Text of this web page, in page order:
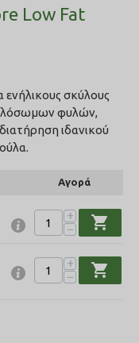
Low Fat
σκύλους
φυλών,
ιδανικού
Αγορά
+
−
shopping_cart
+
−
shopping_cart